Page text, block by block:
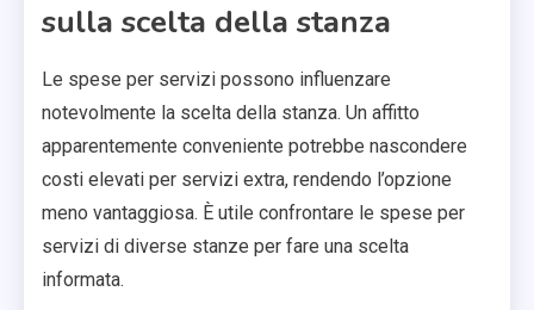
sulla scelta della stanza
Le spese per servizi possono influenzare
notevolmente la scelta della stanza. Un affitto
apparentemente conveniente potrebbe nascondere
costi elevati per servizi extra, rendendo l’opzione
meno vantaggiosa. È utile confrontare le spese per
servizi di diverse stanze per fare una scelta
informata.